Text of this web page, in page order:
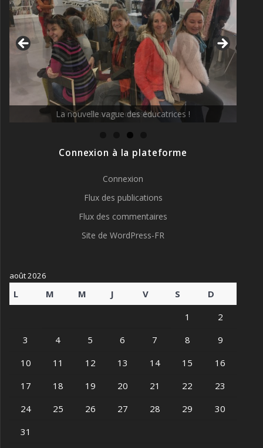
La nouvelle vague des éducatrices !
Connexion à la plateforme
Connexion
Flux des publications
Flux des commentaires
Site de WordPress-FR
août 2026
L M M J V S
D
1
2
3
4 5 6 7 8
9
10
11 12 13 14 15
16
17
18 19 20 21 22
23
24
25 26 27 28 29
30
31